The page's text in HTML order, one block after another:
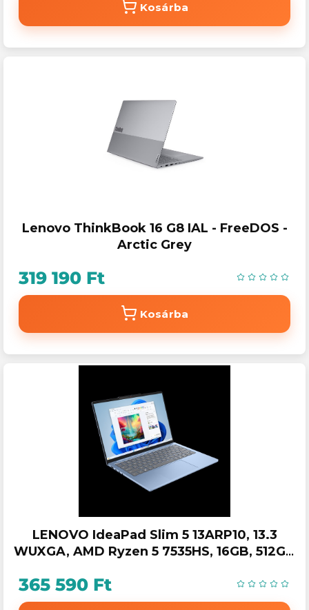
Kosárba
Lenovo ThinkBook 16 G8 IAL - FreeDOS -
Arctic Grey
319 190 Ft
Kosárba
LENOVO IdeaPad Slim 5 13ARP10, 13.3
WUXGA, AMD Ryzen 5 7535HS, 16GB, 512GB
365 590 Ft